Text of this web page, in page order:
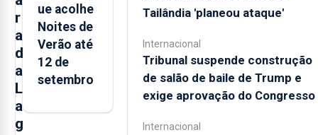
r
a
d
a
L
a
g
ue acolhe
Noites de
Verão até
12 de
setembro
Tailândia 'planeou ataque'
Internacional
Tribunal suspende construção
de salão de baile de Trump e
exige aprovação do Congresso
Internacional